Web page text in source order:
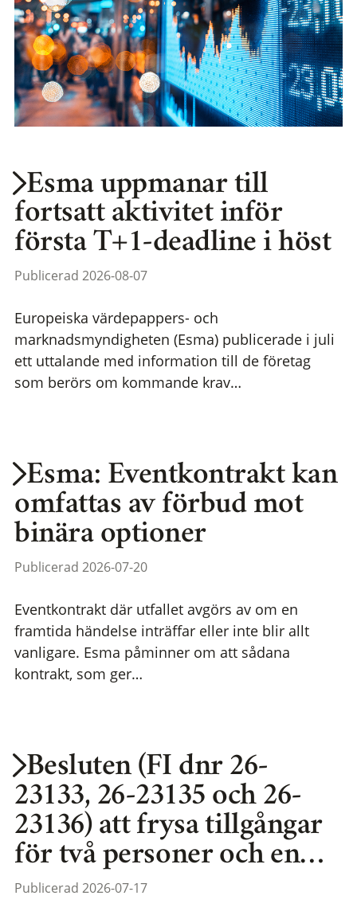
Esma uppmanar till
fortsatt aktivitet inför
första T+1-deadline i höst
Publicerad 2026-08-07
Europeiska värdepappers- och
marknadsmyndigheten (Esma) publicerade i juli
ett uttalande med information till de företag
som berörs om kommande krav…
Esma: Eventkontrakt kan
omfattas av förbud mot
binära optioner
Publicerad 2026-07-20
Eventkontrakt där utfallet avgörs av om en
framtida händelse inträffar eller inte blir allt
vanligare. Esma påminner om att sådana
kontrakt, som ger…
Besluten (FI dnr 26-
23133, 26-23135 och 26-
23136) att frysa tillgångar
för två personer och en…
Publicerad 2026-07-17